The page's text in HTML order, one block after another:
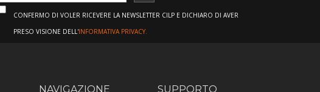
CONFERMO DI VOLER RICEVERE LA NEWSLETTER CILP E DICHIARO DI AVER
PRESO VISIONE DELL'INFORMATIVA PRIVACY.
NAVIGAZIONE SUPPORTO